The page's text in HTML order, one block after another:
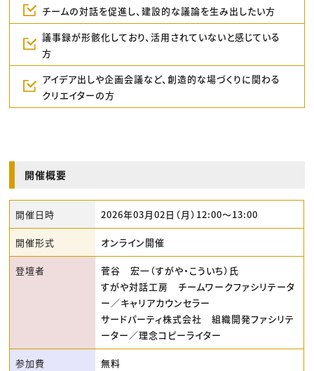
チームの対話を促進し、建設的な議論を生み出したい方
議事録が形骸化しており、活用されていないと感じている
方
アイデア出しや企画会議など、創造的な場づくりに関わる
クリエイターの方
開催概要
開催日時 2026年03月02日（月）12:00〜13:00
開催形式 オンライン開催
登壇者
菅谷 宏一（すがや・こういち）氏
すがや対話工房 チームワークファシリテータ
ー／キャリアカウンセラー
サードパーティ株式会社 組織開発ファシリテ
ーター／理念コピーライター
参加費 無料